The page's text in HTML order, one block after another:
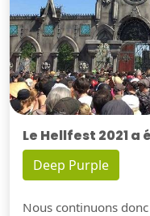
Le Hellfest 2021 a
Deep Purple
Nous continuons